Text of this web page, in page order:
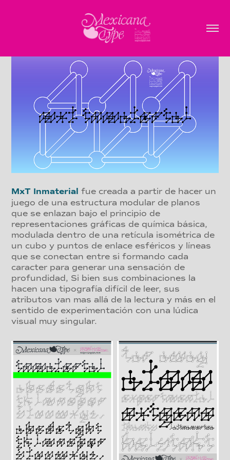
MxT Inmaterial fue creada a partir de hacer un
juego de una estructura modular de planos
que se enlazan bajo el principio de
representaciones gráficas de química básica,
modulada dentro de una retícula isométrica de
un cubo y puntos de enlace esféricos y líneas
que se conectan entre si formando cada
caracter para generar una sensación de
profundidad, Si bien sus combinaciones la
hacen una tipografía difícil de leer, sus
atributos van mas allá de la lectura y más en el
sentido de experimentación con una lúdica
visual muy singular.